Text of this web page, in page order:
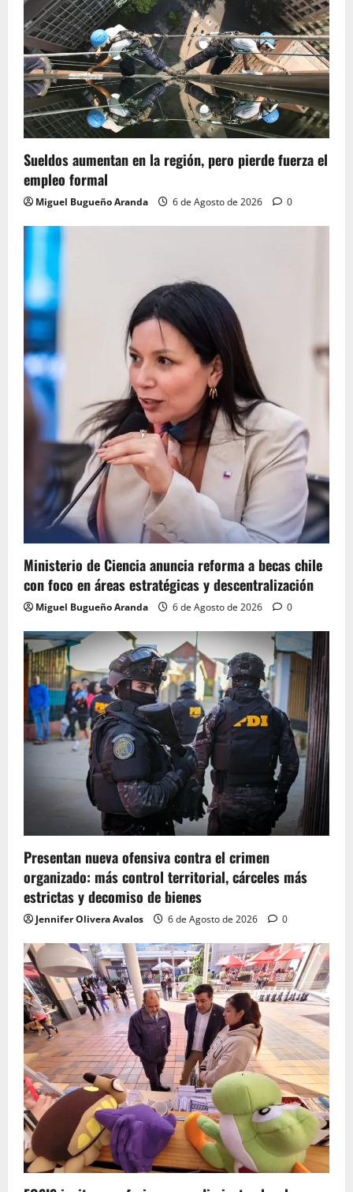
Sueldos aumentan en la región, pero pierde fuerza el
empleo formal
Miguel Bugueño Aranda 6 de Agosto de 2026 0
Ministerio de Ciencia anuncia reforma a becas chile
con foco en áreas estratégicas y descentralización
Miguel Bugueño Aranda 6 de Agosto de 2026 0
Presentan nueva ofensiva contra el crimen
organizado: más control territorial, cárceles más
estrictas y decomiso de bienes
Jennifer Olivera Avalos 6 de Agosto de 2026 0